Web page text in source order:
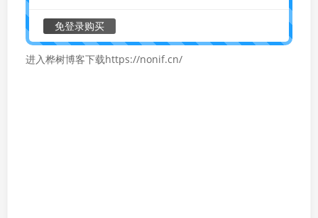
免登录购买
进入桦树博客下载https://nonif.cn/